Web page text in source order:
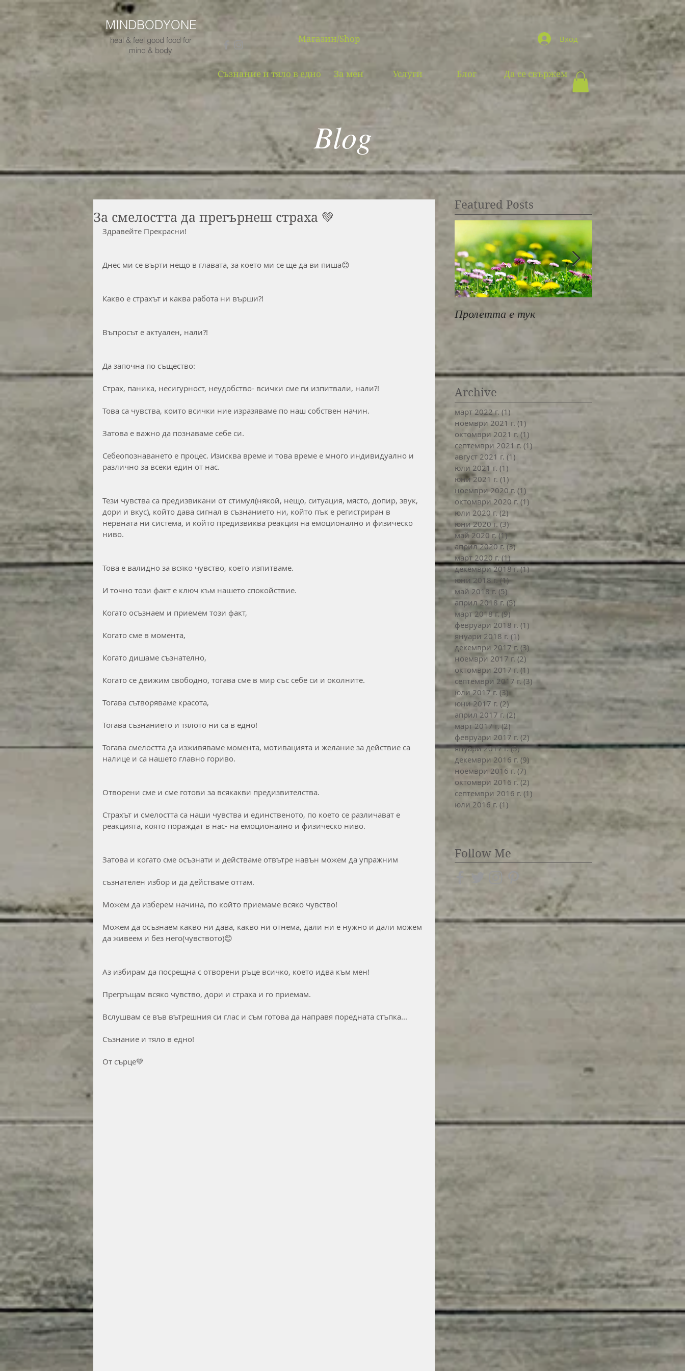
MINDBODYONE
heal & feel good food for
mind & body
Магазин/Shop
Съзнание и тяло в едно За мен
Вход
Услуги Блог Да се свържем
Blog
За смелостта да прегърнеш страха 💚
Здравейте Прекрасни!
Днес ми се върти нещо в главата, за което ми се ще да ви пиша😊
Какво е страхът и каква работа ни върши?!
Въпросът е актуален, нали?!
Да започна по същество:
Страх, паника, несигурност, неудобство- всички сме ги изпитвали, нали?!
Това са чувства, които всички ние изразяваме по наш собствен начин.
Затова е важно да познаваме себе си.
Себеопознаването е процес. Изисква време и това време е много индивидуално и
различно за всеки един от нас.
Тези чувства са предизвикани от стимул(някой, нещо, ситуация, място, допир, звук,
дори и вкус), който дава сигнал в съзнанието ни, който пък е регистриран в
нервната ни система, и който предизвиква реакция на емоционално и физическо
ниво.
Това е валидно за всяко чувство, което изпитваме.
И точно този факт е ключ към нашето спокойствие.
Когато осъзнаем и приемем този факт,
Когато сме в момента,
Когато дишаме съзнателно,
Когато се движим свободно, тогава сме в мир със себе си и околните.
Тогава сътворяваме красота,
Тогава съзнанието и тялото ни са в едно!
Тогава смелостта да изживяваме момента, мотивацията и желание за действие са
налице и са нашето главно гориво.
Отворени сме и сме готови за всякакви предизвителства.
Страхът и смелостта са наши чувства и единственото, по което се различават е
реакцията, която пораждат в нас- на емоционално и физическо ниво.
Затова и когато сме осъзнати и действаме отвътре навън можем да упражним
съзнателен избор и да действаме оттам.
Можем да изберем начина, по който приемаме всяко чувство!
Можем да осъзнаем какво ни дава, какво ни отнема, дали ни е нужно и дали можем
да живеем и без него(чувството)😊
Аз избирам да посрещна с отворени ръце всичко, което идва към мен!
Прегръщам всяко чувство, дори и страха и го приемам.
Вслушвам се във вътрешния си глас и съм готова да направя поредната стъпка...
Съзнание и тяло в едно!
От сърце💚
Featured Posts
Пролетта е тук
За работилница
Archive
март 2022 г. (1) 1 публикация
ноември 2021 г. (1)
октомври 2021 г. (1)
септември 2021 г. (1)
август 2021 г. (1)
юли 2021 г. (1)
юни 2021 г. (1)
ноември 2020 г. (1) 1 публикация
октомври 2020 г. (1) 1 публикация
юли 2020 г. (2) 2 публикации
юни 2020 г. (3)3 публикации
май 2020 г. (1)1 публикация
април 2020 г. (3)3 публикации
март 2020 г. (1)1 публикация
декември 2018 г. (1)1 публикация
юни 2018 г. (1)1 публикация
май 2018 г. (5) 5 публикации
април 2018 г. (5) 5 публикации
март 2018 г. (9)9 публикации
февруари 2018 г. (1)
януари 2018 г. (1)
декември 2017 г. (3)3 публикации
ноември 2017 г. (2) 2 публикации
октомври 2017 г. (1) 1 публикация
септември 2017 г. (3) 3 публикации
юли 2017 г. (3)3 публикации
юни 2017 г. (2)2 публикации
април 2017 г. (2)
март 2017 г. (2)
февруари 2017 г. (2)
януари 2017 г. (5)5 публикации
декември 2016 г. (9) 9 публикации
ноември 2016 г. (7)
октомври 2016 г. (2)
септември 2016 г. (1) 1 публикация
юли 2016 г. (1)
Follow Me